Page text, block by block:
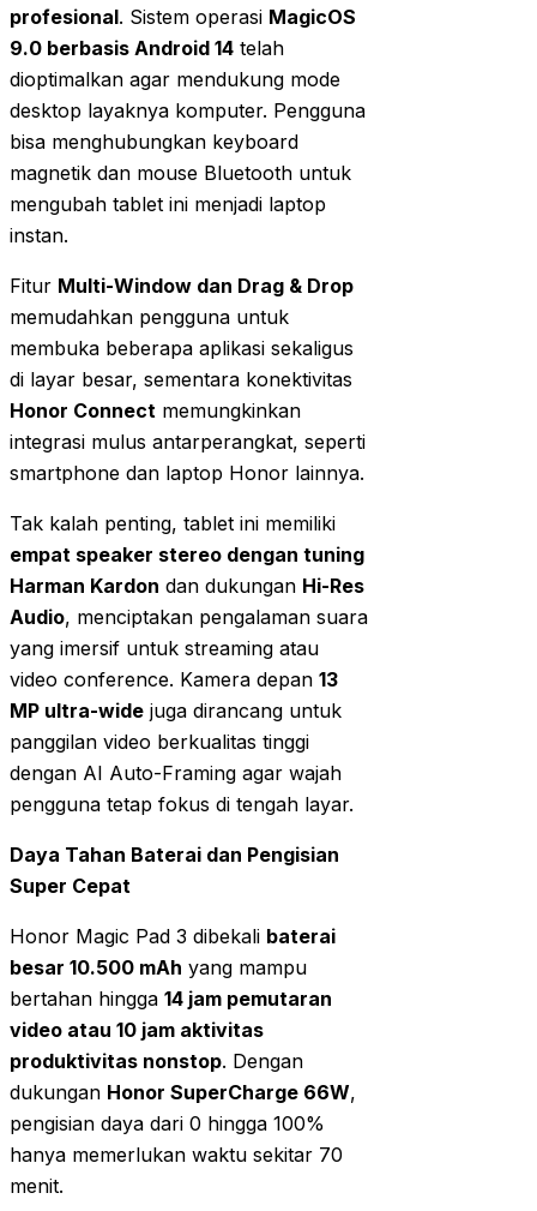
profesional. Sistem operasi MagicOS
9.0 berbasis Android 14 telah
dioptimalkan agar mendukung mode
desktop layaknya komputer. Pengguna
bisa menghubungkan keyboard
magnetik dan mouse Bluetooth untuk
mengubah tablet ini menjadi laptop
instan.
Fitur Multi-Window dan Drag & Drop
memudahkan pengguna untuk
membuka beberapa aplikasi sekaligus
di layar besar, sementara konektivitas
Honor Connect memungkinkan
integrasi mulus antarperangkat, seperti
smartphone dan laptop Honor lainnya.
Tak kalah penting, tablet ini memiliki
empat speaker stereo dengan tuning
Harman Kardon dan dukungan Hi-Res
Audio, menciptakan pengalaman suara
yang imersif untuk streaming atau
video conference. Kamera depan 13
MP ultra-wide juga dirancang untuk
panggilan video berkualitas tinggi
dengan AI Auto-Framing agar wajah
pengguna tetap fokus di tengah layar.
Daya Tahan Baterai dan Pengisian
Super Cepat
Honor Magic Pad 3 dibekali baterai
besar 10.500 mAh yang mampu
bertahan hingga 14 jam pemutaran
video atau 10 jam aktivitas
produktivitas nonstop. Dengan
dukungan Honor SuperCharge 66W,
pengisian daya dari 0 hingga 100%
hanya memerlukan waktu sekitar 70
menit.